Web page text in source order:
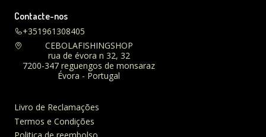
Contacte-nos
+351961308405
CEBOLAFISHINGSHOP
rua de évora n 32, 32
7200-347 reguengos de monsaraz
Évora - Portugal
Livro de Reclamações
Termos e Condições